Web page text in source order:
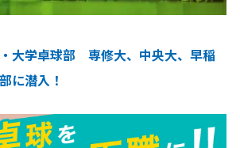
大学卓球部 専修大、中央大、早稲
に潜入！